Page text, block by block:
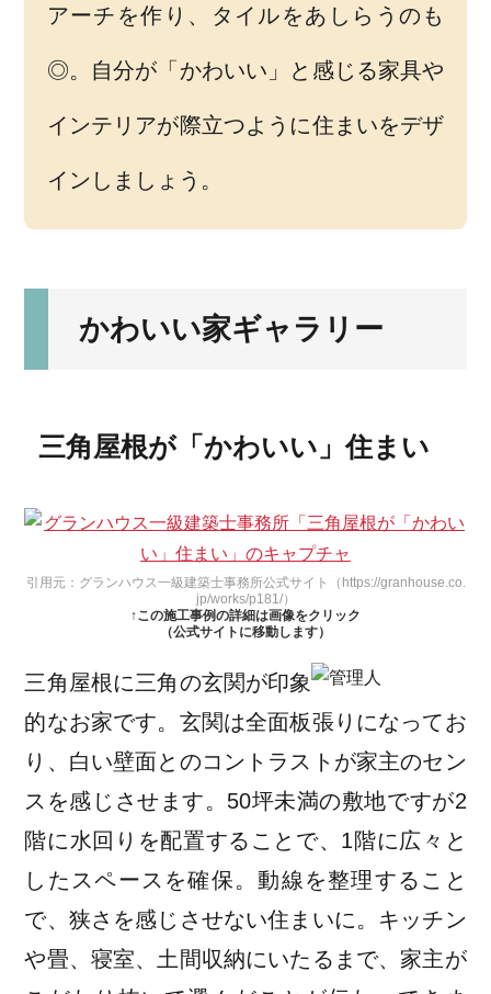
アーチを作り、タイルをあしらうのも
◎。自分が「かわいい」と感じる家具や
インテリアが際立つように住まいをデザ
インしましょう。
かわいい家ギャラリー
三角屋根が「かわいい」住まい
引用元：グランハウス一級建築士事務所公式サイト（https://granhouse.co.
jp/works/p181/）
↑この施工事例の詳細は画像をクリック
（公式サイトに移動します）
三角屋根に三角の玄関が印象
的なお家です。玄関は全面板張りになってお
り、白い壁面とのコントラストが家主のセン
スを感じさせます。50坪未満の敷地ですが2
階に水回りを配置することで、1階に広々と
したスペースを確保。動線を整理すること
で、狭さを感じさせない住まいに。キッチン
や畳、寝室、土間収納にいたるまで、家主が